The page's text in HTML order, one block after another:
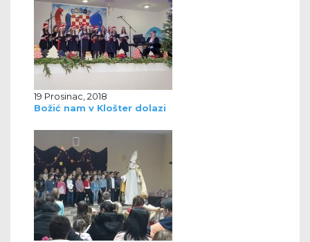
19 Prosinac, 2018
Božić nam v Klošter dolazi